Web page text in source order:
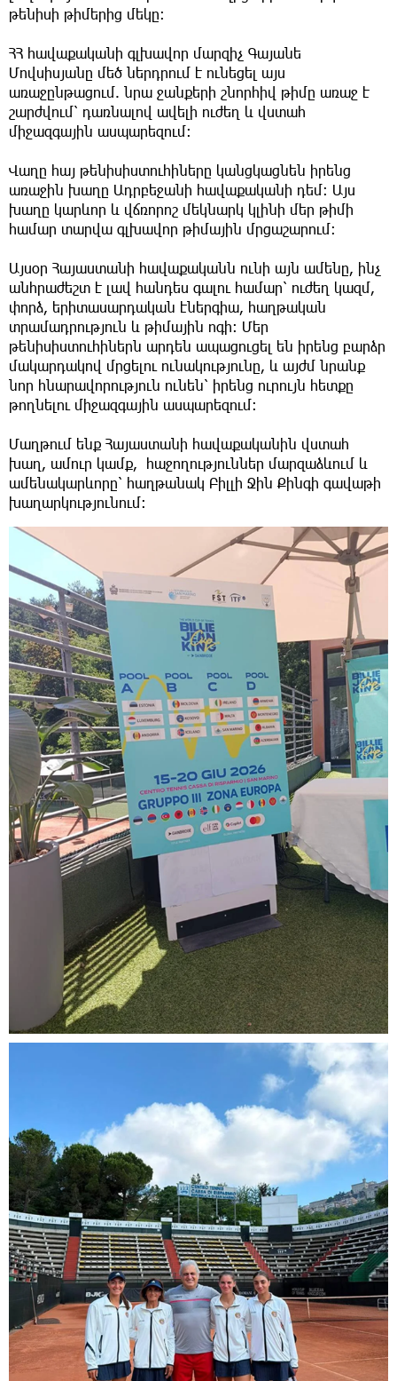
թենիսի թիմերից մեկը։
ՀՀ հավաքականի գլխավոր մարզիչ Գայանե
Մովսիսյանը մեծ ներդրում է ունեցել այս
առաջընթացում. նրա ջանքերի շնորհիվ թիմը առաջ է
շարժվում՝ դառնալով ավելի ուժեղ և վստահ
միջազգային ասպարեզում։
Վաղը հայ թենիսիստուհիները կանցկացնեն իրենց
առաջին խաղը Ադրբեջանի հավաքականի դեմ։ Այս
խաղը կարևոր և վճռորոշ մեկնարկ կլինի մեր թիմի
համար տարվա գլխավոր թիմային մրցաշարում։
Այսօր Հայաստանի հավաքականն ունի այն ամենը, ինչ
անհրաժեշտ է լավ հանդես գալու համար՝ ուժեղ կազմ,
փորձ, երիտասարդական էներգիա, հաղթական
տրամադրություն և թիմային ոգի։ Մեր
թենիսիստուհիներն արդեն ապացուցել են իրենց բարձր
մակարդակով մրցելու ունակությունը, և այժմ նրանք
նոր հնարավորություն ունեն՝ իրենց ուրույն հետքը
թողնելու միջազգային ասպարեզում։
Մաղթում ենք Հայաստանի հավաքականին վստահ
խաղ, ամուր կամք, հաջողություններ մարզաձևում և
ամենակարևորը՝ հաղթանակ Բիլլի Ջին Քինգի գավաթի
խաղարկությունում։